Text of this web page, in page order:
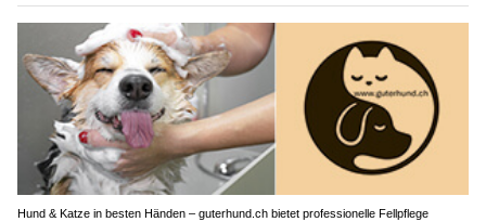
Hund & Katze in besten Händen – guterhund.ch bietet professionelle Fellpflege